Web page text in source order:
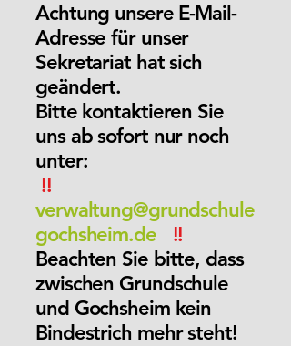
Achtung unsere E-Mail-
Adresse für unser
Sekretariat hat sich
geändert.
Bitte kontaktieren Sie
uns ab sofort nur noch
unter:
!!
verwaltung@grundschule
gochsheim.de
!!
Beachten Sie bitte, dass
zwischen Grundschule
und Gochsheim kein
Bindestrich mehr steht!